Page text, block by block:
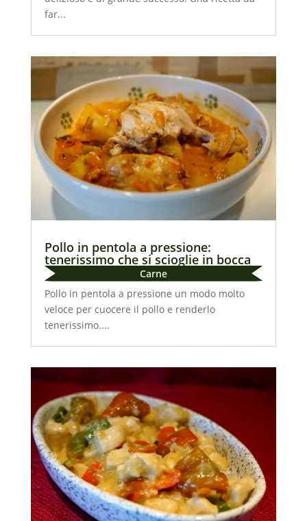
far...
Pollo in pentola a pressione:
tenerissimo che si scioglie in bocca
Carne
Pollo in pentola a pressione un modo molto
veloce per cuocere il pollo e renderlo
tenerissimo....